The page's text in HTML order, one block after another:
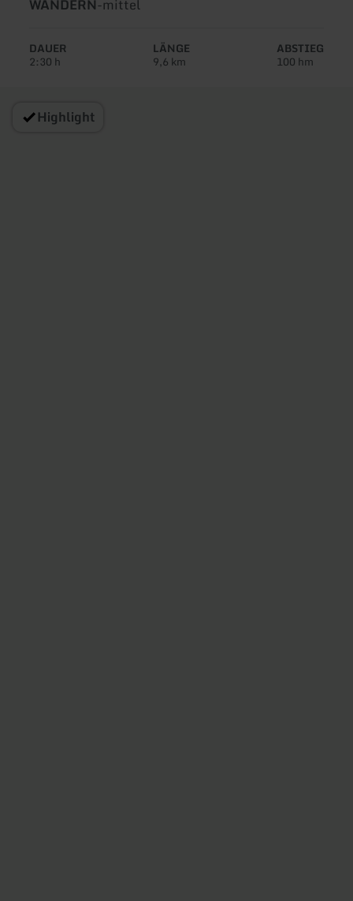
Tour:
WANDERN-mittel
DAUER
2:30 h
LÄNGE
9,6 km
ABSTIEG
100 hm
Highlight